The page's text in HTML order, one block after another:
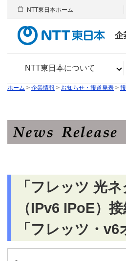
企
NTT東日本について
NTT東日本ホーム
ホーム > 企業情報 > お知らせ・報道発表 >
「フレッツ 光
（IPv6 IPoE）
「フレッツ・